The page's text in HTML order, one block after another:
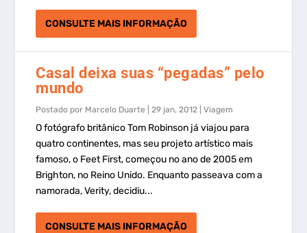
CONSULTE MAIS INFORMAÇÃO
Casal deixa suas “pegadas” pelo
mundo
Postado por Marcelo Duarte |29 jan, 2012 |Viagem
O fotógrafo britânico Tom Robinson já viajou para
quatro continentes, mas seu projeto artístico mais
famoso, o Feet First, começou no ano de 2005 em
Brighton, no Reino Unido. Enquanto passeava com a
namorada, Verity, decidiu...
CONSULTE MAIS INFORMAÇÃO